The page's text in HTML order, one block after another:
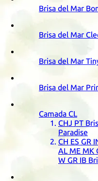
Brisa del Mar
Brisa del Mar
Brisa del Mar
Brisa del Mar
Camada CL
CHJ PT
Paradise
CH ES GR
AL ME MK
W GR IB